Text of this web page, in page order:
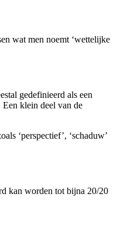
wat men noemt ‘wettelijke
gedefinieerd als een
Een klein deel van de
‘perspectief’, ‘schaduw’
kan worden tot bijna 20/20